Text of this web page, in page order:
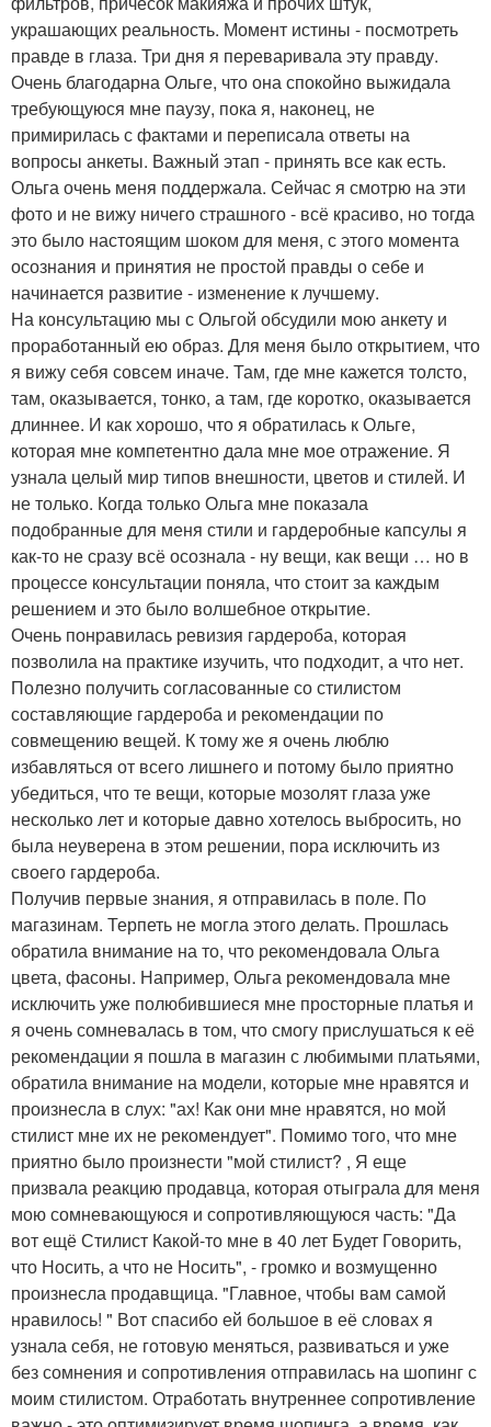
украшающих реальность. Момент истины - посмотреть
правде в глаза. Три дня я переваривала эту правду.
Очень благодарна Ольге, что она спокойно выжидала
требующуюся мне паузу, пока я, наконец, не
примирилась с фактами и переписала ответы на
вопросы анкеты. Важный этап - принять все как есть.
Ольга очень меня поддержала. Сейчас я смотрю на эти
фото и не вижу ничего страшного - всё красиво, но тогда
это было настоящим шоком для меня, с этого момента
осознания и принятия не простой правды о себе и
начинается развитие - изменение к лучшему.
На консультацию мы с Ольгой обсудили мою анкету и
проработанный ею образ. Для меня было открытием, что
я вижу себя совсем иначе. Там, где мне кажется толсто,
там, оказывается, тонко, а там, где коротко, оказывается
длиннее. И как хорошо, что я обратилась к Ольге,
которая мне компетентно дала мне мое отражение. Я
узнала целый мир типов внешности, цветов и стилей. И
не только. Когда только Ольга мне показала
подобранные для меня стили и гардеробные капсулы я
как-то не сразу всё осознала - ну вещи, как вещи … но в
процессе консультации поняла, что стоит за каждым
решением и это было волшебное открытие.
Очень понравилась ревизия гардероба, которая
позволила на практике изучить, что подходит, а что нет.
Полезно получить согласованные со стилистом
составляющие гардероба и рекомендации по
совмещению вещей. К тому же я очень люблю
избавляться от всего лишнего и потому было приятно
убедиться, что те вещи, которые мозолят глаза уже
несколько лет и которые давно хотелось выбросить, но
была неуверена в этом решении, пора исключить из
своего гардероба.
Получив первые знания, я отправилась в поле. По
магазинам. Терпеть не могла этого делать. Прошлась
обратила внимание на то, что рекомендовала Ольга
цвета, фасоны. Например, Ольга рекомендовала мне
исключить уже полюбившиеся мне просторные платья и
я очень сомневалась в том, что смогу прислушаться к её
рекомендации я пошла в магазин с любимыми платьями,
обратила внимание на модели, которые мне нравятся и
произнесла в слух: "ах! Как они мне нравятся, но мой
стилист мне их не рекомендует". Помимо того, что мне
приятно было произнести "мой стилист? , Я еще
призвала реакцию продавца, которая отыграла для меня
мою сомневающуюся и сопротивляющуюся часть: "Да
вот ещё Стилист Какой-то мне в 40 лет Будет Говорить,
что Носить, а что не Носить", - громко и возмущенно
произнесла продавщица. "Главное, чтобы вам самой
нравилось! " Вот спасибо ей большое в её словах я
узнала себя, не готовую меняться, развиваться и уже
без сомнения и сопротивления отправилась на шопинг с
моим стилистом. Отработать внутреннее сопротивление